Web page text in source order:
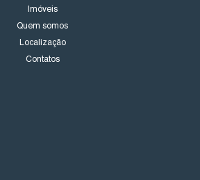
Imóveis
Quem somos
Localização
Contatos